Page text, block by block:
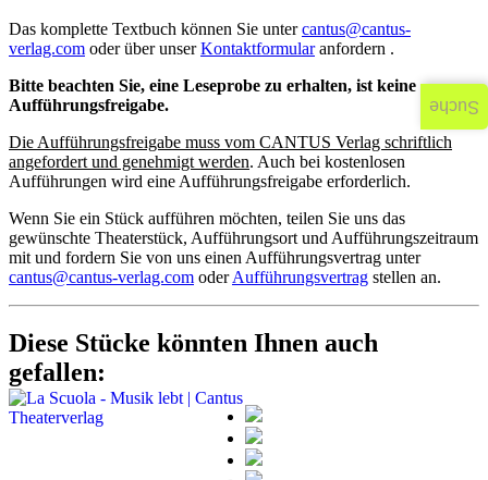
Das komplette Textbuch können Sie untercantus@cantus-
verlag.com oder über unserKontaktformularanfordern .
Bitte beachten Sie, eine Leseprobe zu erhalten, ist keine
Aufführungsfreigabe.
Die Aufführungsfreigabe muss vom CANTUS Verlag schriftlich
angefordert und genehmigt werden. Auch bei kostenlosen
Aufführungen wird eine Aufführungsfreigabe erforderlich.
Wenn Sie ein Stück aufführen möchten, teilen Sie uns das
gewünschte Theaterstück, Aufführungsort und Aufführungszeitraum
mit und fordern Sie von uns einen Aufführungsvertrag unter
cantus@cantus-verlag.com oderAufführungsvertrag stellen an.
Diese Stücke könnten Ihnen auch
gefallen:
Suche